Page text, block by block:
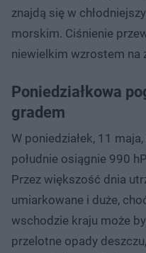
znajdą się w
morskim. Ciśnienie
niewielkim wzrostem na
Poniedziałkowa
gradem
W poniedziałek, 11
południe osiągnie 990
Przez większość dnia
umiarkowane i duże,
wschodzie kraju może
przelotne opady